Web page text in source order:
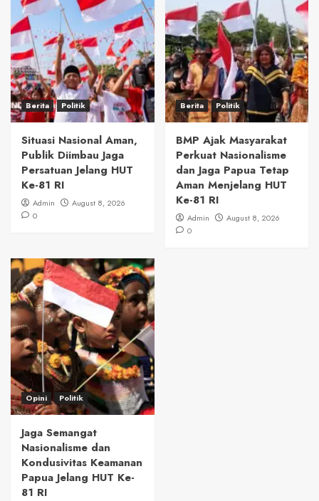
Berita Politik
Situasi Nasional Aman,
Publik Diimbau Jaga
Persatuan Jelang HUT
Ke-81 RI
Admin
August 8, 2026
0
Berita Politik
BMP Ajak Masyarakat
Perkuat Nasionalisme
dan Jaga Papua Tetap
Aman Menjelang HUT
Ke-81 RI
Admin
August 8, 2026
0
Opini Politik
Jaga Semangat
Nasionalisme dan
Kondusivitas Keamanan
Papua Jelang HUT Ke-
81 RI